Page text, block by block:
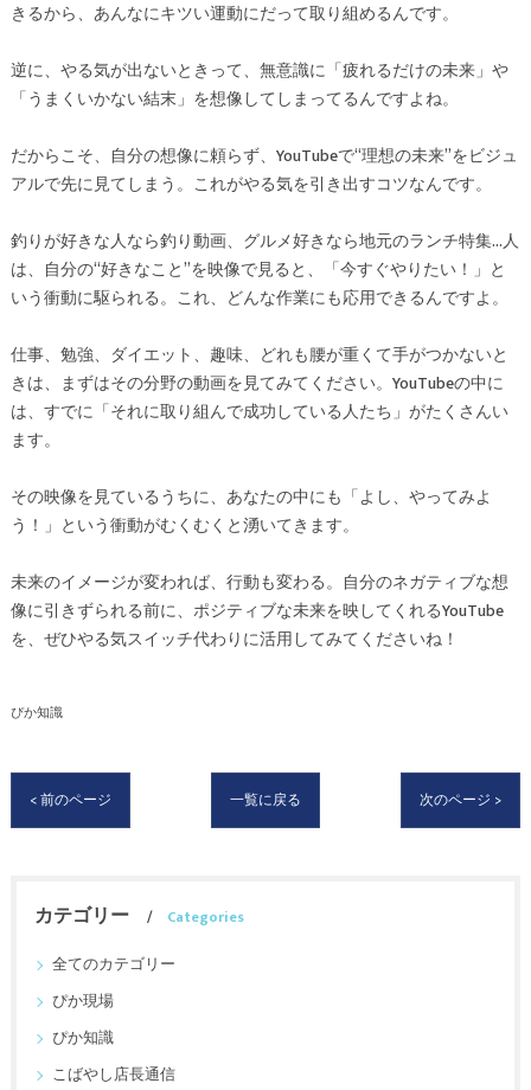
きるから、あんなにキツい運動にだって取り組めるんです。
逆に、やる気が出ないときって、無意識に「疲れるだけの未来」や
「うまくいかない結末」を想像してしまってるんですよね。
だからこそ、自分の想像に頼らず、YouTubeで“理想の未来”をビジュ
アルで先に見てしまう。これがやる気を引き出すコツなんです。
釣りが好きな人なら釣り動画、グルメ好きなら地元のランチ特集…人
は、自分の“好きなこと”を映像で見ると、「今すぐやりたい！」と
いう衝動に駆られる。これ、どんな作業にも応用できるんですよ。
仕事、勉強、ダイエット、趣味、どれも腰が重くて手がつかないと
きは、まずはその分野の動画を見てみてください。YouTubeの中に
は、すでに「それに取り組んで成功している人たち」がたくさんい
ます。
その映像を見ているうちに、あなたの中にも「よし、やってみよ
う！」という衝動がむくむくと湧いてきます。
未来のイメージが変われば、行動も変わる。自分のネガティブな想
像に引きずられる前に、ポジティブな未来を映してくれるYouTube
を、ぜひやる気スイッチ代わりに活用してみてくださいね！
ぴか知識
< 前のページ 一覧に戻る 次のページ >
カテゴリー
Categories
全てのカテゴリー
ぴか現場
ぴか知識
こばやし店長通信